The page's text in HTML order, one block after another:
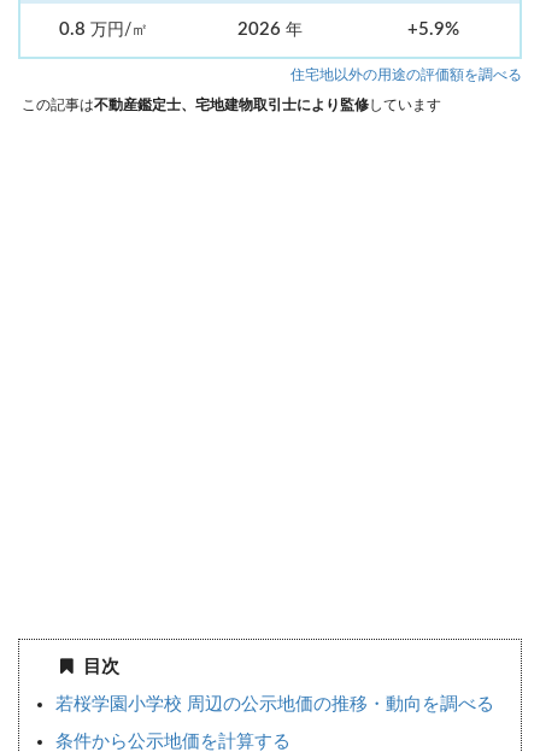
0.8 万円/㎡ 2026 年 +5.9%
住宅地以外の用途の評価額を調べる
この記事は不動産鑑定士、宅地建物取引士により監修しています
目次
若桜学園小学校 周辺の公示地価の推移・動向を調べる
条件から公示地価を計算する